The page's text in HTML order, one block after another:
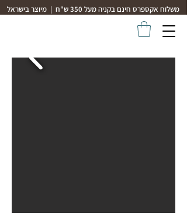
משלוח אקספרס חינם בקניה מעל 350 ש"ח | מיוצר בישראל